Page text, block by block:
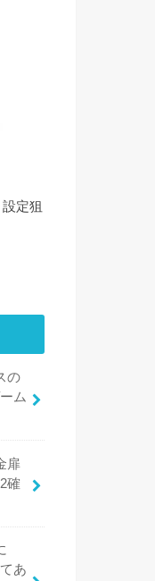
定狙
の
ム
扉
確
あ